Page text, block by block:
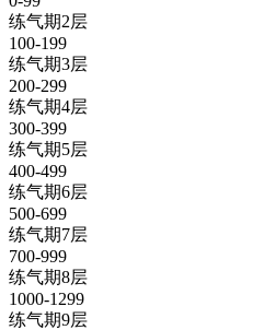
练气期2层
100-199
练气期3层
200-299
练气期4层
300-399
练气期5层
400-499
练气期6层
500-699
练气期7层
700-999
练气期8层
1000-1299
练气期9层